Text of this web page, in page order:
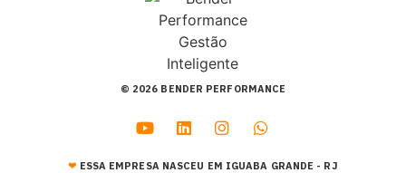
© 2026 BENDER PERFORMANCE
❤︎ ESSA EMPRESA NASCEU EM IGUABA GRANDE - RJ